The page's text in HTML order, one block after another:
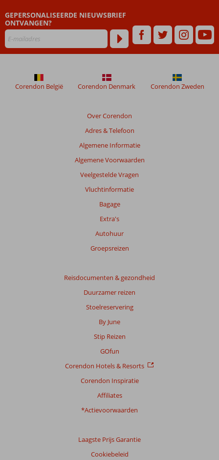
GEPERSONALISEERDE NIEUWSBRIEF
ONTVANGEN?
Over Corendon
Adres & Telefoon
Algemene Informatie
Algemene Voorwaarden
Veelgestelde Vragen
Vluchtinformatie
Bagage
Extra's
Autohuur
Groepsreizen
Reisdocumenten & gezondheid
Duurzamer reizen
Stoelreservering
By June
Stip Reizen
GOfun
Corendon Hotels & Resorts
Corendon Inspiratie
Affiliates
*Actievoorwaarden
Laagste Prijs Garantie
Cookiebeleid
Corendon België Corendon Denmark Corendon Zweden